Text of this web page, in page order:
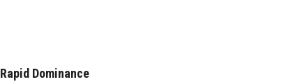
Rapid Dominance